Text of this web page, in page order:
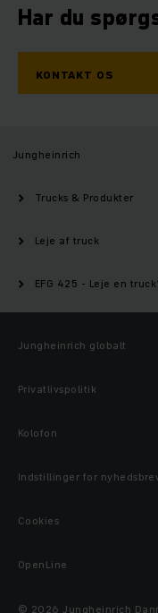
Har du
KONTAKT OS
Jungheinrich
Trucks & Produkter
Leje af truck
Jungheinrich globalt
Privatlivspolitik
Kolofon
Indstillinger for
Cookies
OpenLine
© 2026 Jungheinrich